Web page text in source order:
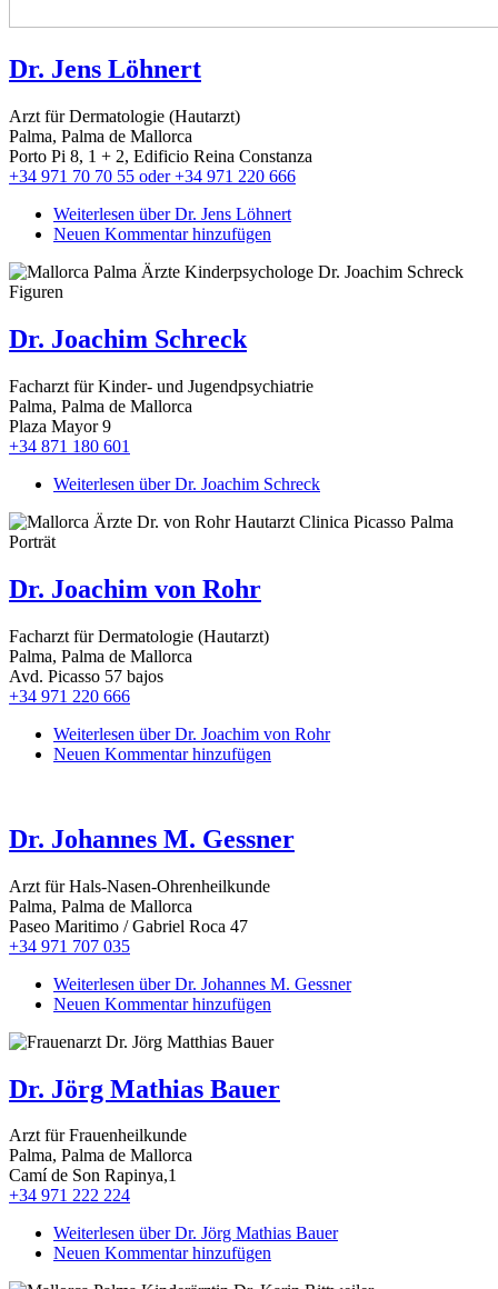
Dr. Jens Löhnert
Arzt für Dermatologie (Hautarzt)
Palma, Palma de Mallorca
Porto Pi 8, 1 + 2, Edificio Reina Constanza
+34 971 70 70 55 oder +34 971 220 666
Weiterlesen über Dr. Jens Löhnert
Neuen Kommentar hinzufügen
Dr. Joachim Schreck
Facharzt für Kinder- und Jugendpsychiatrie
Palma, Palma de Mallorca
Plaza Mayor 9
+34 871 180 601
Weiterlesen über Dr. Joachim Schreck
Dr. Joachim von Rohr
Facharzt für Dermatologie (Hautarzt)
Palma, Palma de Mallorca
Avd. Picasso 57 bajos
+34 971 220 666
Weiterlesen über Dr. Joachim von Rohr
Neuen Kommentar hinzufügen
Dr. Johannes M. Gessner
Arzt für Hals-Nasen-Ohrenheilkunde
Palma, Palma de Mallorca
Paseo Maritimo / Gabriel Roca 47
+34 971 707 035
Weiterlesen über Dr. Johannes M. Gessner
Neuen Kommentar hinzufügen
Dr. Jörg Mathias Bauer
Arzt für Frauenheilkunde
Palma, Palma de Mallorca
Camí de Son Rapinya,1
+34 971 222 224
Weiterlesen über Dr. Jörg Mathias Bauer
Neuen Kommentar hinzufügen